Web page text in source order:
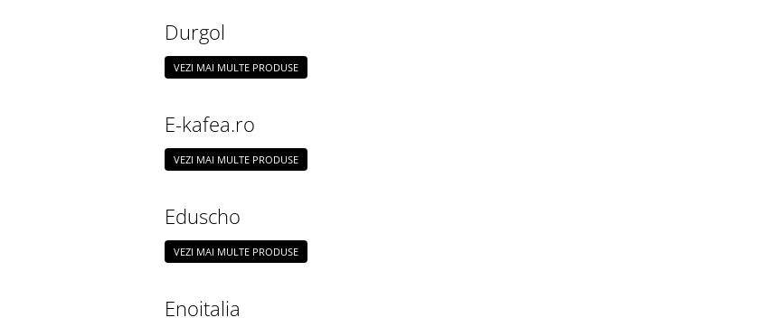
Durgol
VEZI MAI MULTE PRODUSE
E-kafea.ro
VEZI MAI MULTE PRODUSE
Eduscho
VEZI MAI MULTE PRODUSE
Enoitalia